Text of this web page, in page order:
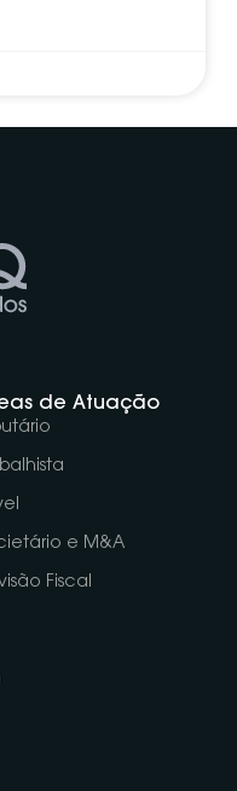
de Atuação
e M&A
Fiscal